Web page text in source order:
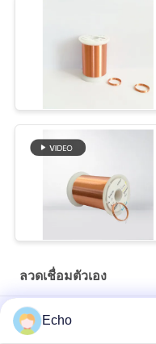
ลวดเชื่อมตัวเอง
AIW 0.14mm สายทองแดงค
Echo